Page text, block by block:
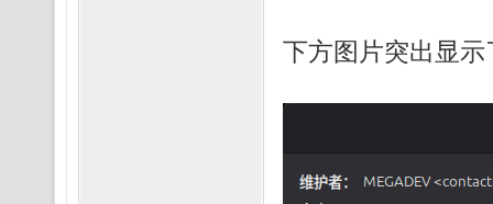
下方图片突出显